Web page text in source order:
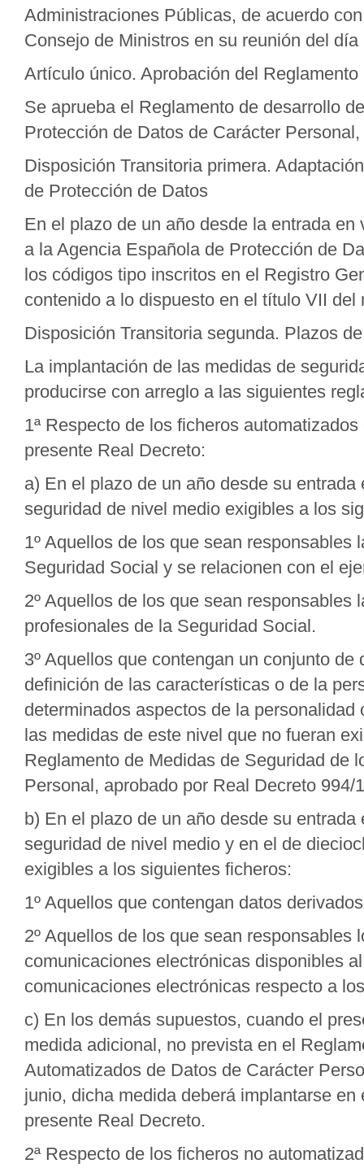
Administraciones Públicas, de acuerdo
Consejo de Ministros en su reunión del
Artículo único. Aprobación del Reglamento
Se aprueba el Reglamento de desarrollo
Protección de Datos de Carácter
Disposición Transitoria primera.
de Protección de Datos
En el plazo de un año desde la entrada
a la Agencia Española de Protección de
los códigos tipo inscritos en el Registro
contenido a lo dispuesto en el título VII del
Disposición Transitoria segunda. Plazos
La implantación de las medidas de
producirse con arreglo a las siguientes
1ª Respecto de los ficheros
presente Real Decreto:
a) En el plazo de un año desde su
seguridad de nivel medio exigibles a los
1º Aquellos de los que sean
Seguridad Social y se relacionen con el
2º Aquellos de los que sean
profesionales de la Seguridad Social.
3º Aquellos que contengan un conjunto
definición de las características o de la
determinados aspectos de la
las medidas de este nivel que no fueran
Reglamento de Medidas de Seguridad de
Personal, aprobado por Real Decreto 994/
b) En el plazo de un año desde su
seguridad de nivel medio y en el de
exigibles a los siguientes ficheros:
1º Aquellos que contengan datos
2º Aquellos de los que sean
comunicaciones electrónicas disponibles
comunicaciones electrónicas respecto a
c) En los demás supuestos, cuando el
medida adicional, no prevista en el
Automatizados de Datos de Carácter
junio, dicha medida deberá implantarse
presente Real Decreto.
2ª Respecto de los ficheros no